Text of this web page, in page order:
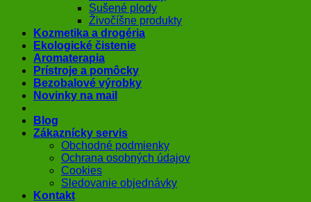
Sušené plody
Živočíšne produkty
Kozmetika a drogéria
Ekologické čistenie
Aromaterapia
Prístroje a pomôcky
Bezobalové výrobky
Novinky na mail
Blog
Zákaznícky servis
Obchodné podmienky
Ochrana osobných údajov
Cookies
Sledovanie objednávky
Kontakt